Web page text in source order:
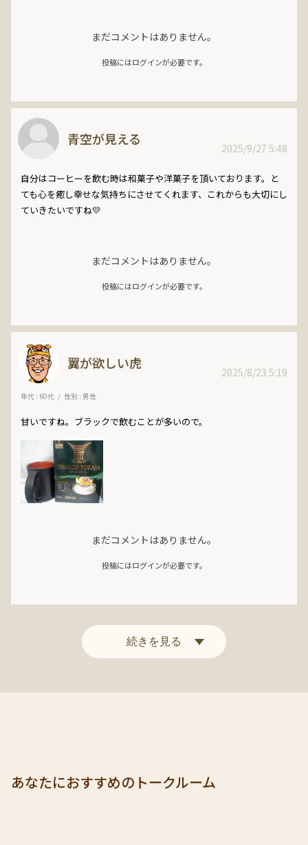
まだコメントはありません。
投稿にはログインが必要です。
青空が見える
自分はコーヒーを飲む時は和菓子や洋菓子を頂いております。と
ても心を癒し幸せな気持ちにさせてくれます、これからも大切にし
ていきたいですね💛
2025/9/27 5:48
まだコメントはありません。
投稿にはログインが必要です。
翼が欲しい虎
年代 : 60代 性別 : 男性
甘いですね。ブラックで飲むことが多いので。
2025/8/23 5:19
まだコメントはありません。
投稿にはログインが必要です。
続きを見る
あなたにおすすめのトークルーム